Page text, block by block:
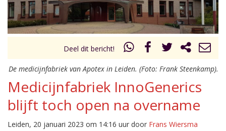
Deel dit bericht!
De medicijnfabriek van Apotex in Leiden. (Foto: Frank Steenkamp).
Medicijnfabriek InnoGenerics
blijft toch open na overname
Leiden, 20 januari 2023 om 14:16 uur door Frans Wiersma